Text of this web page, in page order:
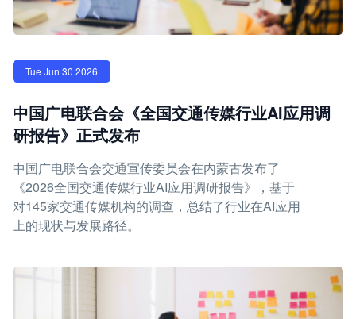
Tue Jun 30 2026
中国广电联合会《全国交通传媒行业AI应用调
研报告》正式发布
中国广电联合会交通宣传委员会在内蒙古发布了
《2026全国交通传媒行业AI应用调研报告》，基于
对145家交通传媒机构的调查，总结了行业在AI应用
上的现状与发展路径。